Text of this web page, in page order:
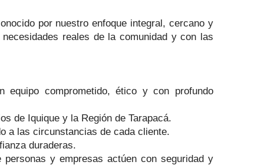
por nuestro enfoque integral, cercano y
reales de la comunidad y con las
comprometido, ético y con profundo
de Iquique y la Región de Tarapacá.
a las circunstancias de cada cliente.
duraderas.
y empresas actúen con seguridad y